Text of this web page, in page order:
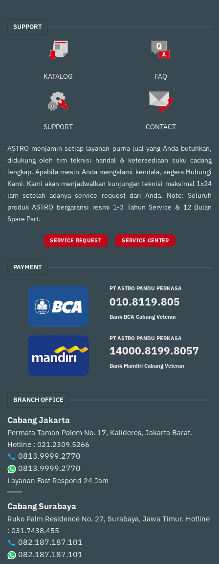
SUPPORT
KATALOG FAQ
SUPPORT CONTACT
ASTRO menjamin setiap layanan purna jual yang Anda butuhkan,
didukung oleh tim teknisi handal & ketersediaan suku cadang
lengkap. Apabila mesin Anda mengalami kendala, segera Hubungi
Kami. Kami akan menjadwalkan kunjungan teknisi maksimal 1x24
jam setelah adanya service request dari Anda. Note: Seluruh
produk ASTRO bergaransi resmi 1-3 Tahun Service & 12 Bulan
Spare Part.
SERVICE REQUEST SERVICE CENTER
PAYMENT
PT ASTRO PANDU PERKASA
010.8119.805
Bank BCA Cabang Veteran
PT ASTRO PANDU PERKASA
14000.8199.8057
Bank Mandiri Cabang Veteran
BRANCH OFFICE
Cabang Jakarta
Permata Taman Palem No. 17, Kalideres, Jakarta Barat.
Hotline : 021.2309.5266
0813.9999.2770
0813.9999.2770
Layanan Fast Respond 24 Jam
Cabang Surabaya
Ruko Palm Residence No. 27, Surabaya, Jawa Timur. Hotline
: 031.7438.455
082.187.187.101
082.187.187.101